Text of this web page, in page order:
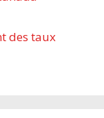
des taux